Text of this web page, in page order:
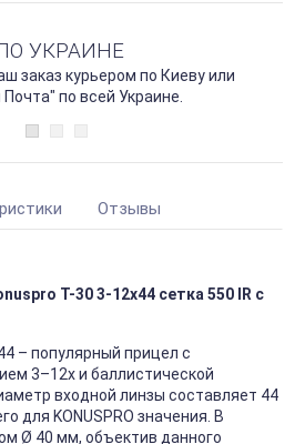
УКРАИНЕ
заказ курьером по Киеву или
по всей Украине.
Отзывы
T-30 3-12x44 сетка 550 IR с
– популярный прицел с
3–12х и баллистической
входной линзы составляет 44
для KONUSPRO значения. В
Ø 40 мм, объектив данного